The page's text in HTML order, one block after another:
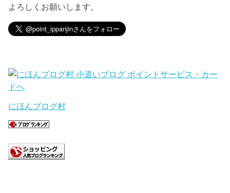
よろしくお願いします。
にほんブログ村